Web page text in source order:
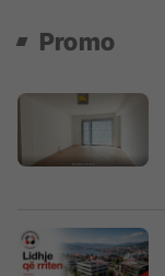
Promo